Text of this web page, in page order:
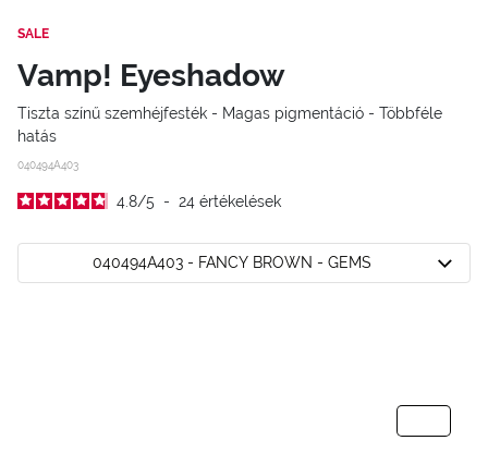
SALE
Vamp! Eyeshadow
Tiszta színű szemhéjfesték - Magas pigmentáció - Többféle
hatás
040494A403
4.8/5 - 24 értékelések
040494A403 - FANCY BROWN - GEMS